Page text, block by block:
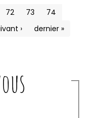
72 73
74
› dernier »